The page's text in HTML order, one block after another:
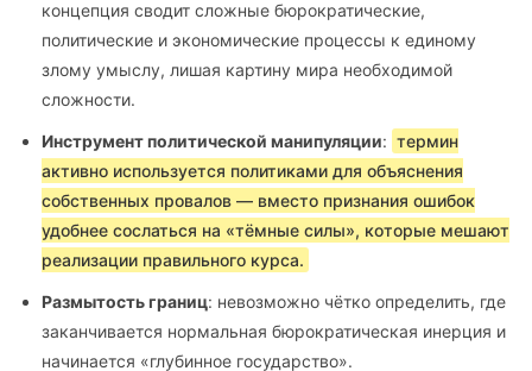
концепция сводит сложные бюрократические,
политические и экономические процессы к единому
злому умыслу, лишая картину мира необходимой
сложности.
Инструмент политической манипуляции: термин
активно используется политиками для объяснения
собственных провалов — вместо признания ошибок
удобнее сослаться на «тёмные силы», которые мешают
реализации правильного курса.
Размытость границ: невозможно чётко определить, где
заканчивается нормальная бюрократическая инерция и
начинается «глубинное государство».